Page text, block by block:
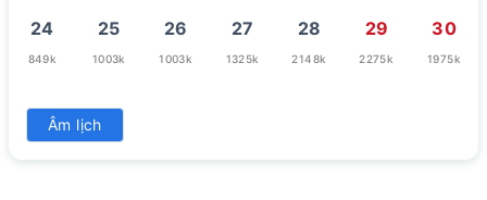
24
849k
25
1003k
26
1003k
27
1325k
28
2148k
29
2275k
30
1975k
31
1325k
Âm lịch